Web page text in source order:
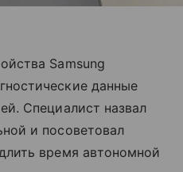
Samsung
данные
Специалист назвал
и посоветовал
время автономной